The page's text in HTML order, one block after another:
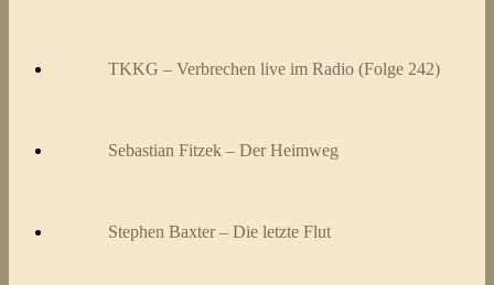
TKKG – Verbrechen live im Radio (Folge 242)
Sebastian Fitzek – Der Heimweg
Stephen Baxter – Die letzte Flut